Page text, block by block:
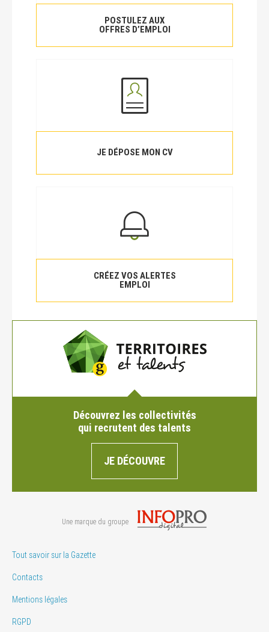
POSTULEZ AUX
OFFRES D’EMPLOI
JE DÉPOSE MON CV
CRÉEZ VOS ALERTES
EMPLOI
Découvrez les collectivités
qui recrutent des talents
JE DÉCOUVRE
Une marque du groupe
Tout savoir sur la Gazette
Contacts
Mentions légales
RGPD